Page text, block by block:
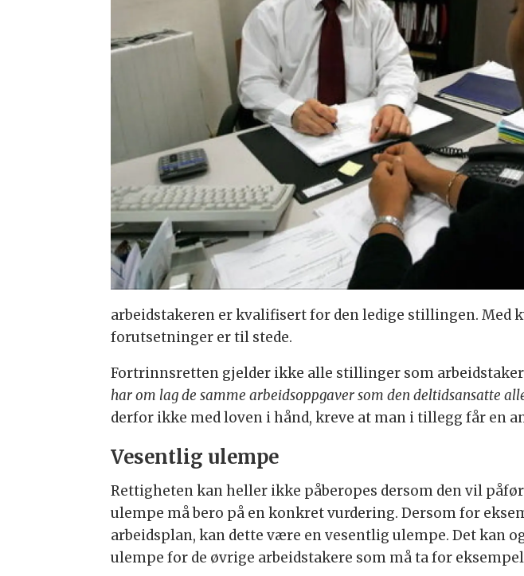
arbeidstakeren er kvalifisert for den ledige stillingen. Med
forutsetninger er til stede.
Fortrinnsretten gjelder ikke alle stillinger som
har om lag de samme arbeidsoppgaver som den deltidsansatte
derfor ikke med loven i hånd, kreve at man i tillegg får en
Vesentlig ulempe
Rettigheten kan heller ikke påberopes dersom den vil
ulempe må bero på en konkret vurdering. Dersom for
arbeidsplan, kan dette være en vesentlig ulempe. Det kan
ulempe for de øvrige arbeidstakere som må ta for